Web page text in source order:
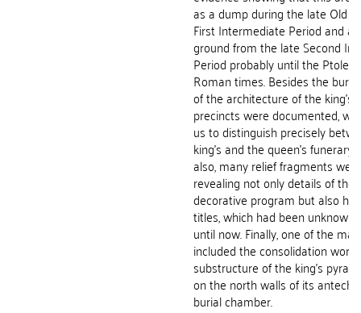
as a dump during the late Old
First Intermediate Period and
ground from the late Second
Period probably until the
Roman times. Besides the
of the architecture of the king’s
precincts were documented,
us to distinguish precisely
king’s and the queen’s funerary
also, many relief fragments
revealing not only details of the
decorative program but also
titles, which had been unknown
until now. Finally, one of the
included the consolidation work
substructure of the king’s
on the north walls of its
burial chamber.